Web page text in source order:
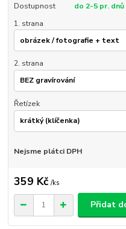
Dostupnost
do 2-5 pr.
1. strana
2. strana
Řetízek
Nejsme plátci DPH
359 Kč /ks
Přidat